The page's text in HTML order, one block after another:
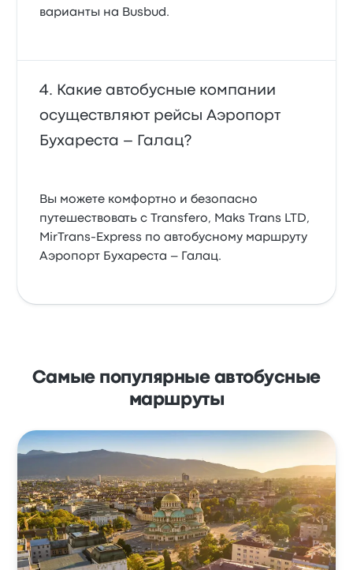
варианты на Busbud.
Какие автобусные компании
осуществляют рейсы Аэропорт
Бухареста – Галац?
Вы можете комфортно и безопасно
путешествовать с Transfero, Maks Trans LTD,
MirTrans-Express по автобусному маршруту
Аэропорт Бухареста – Галац.
Самые популярные автобусные
маршруты